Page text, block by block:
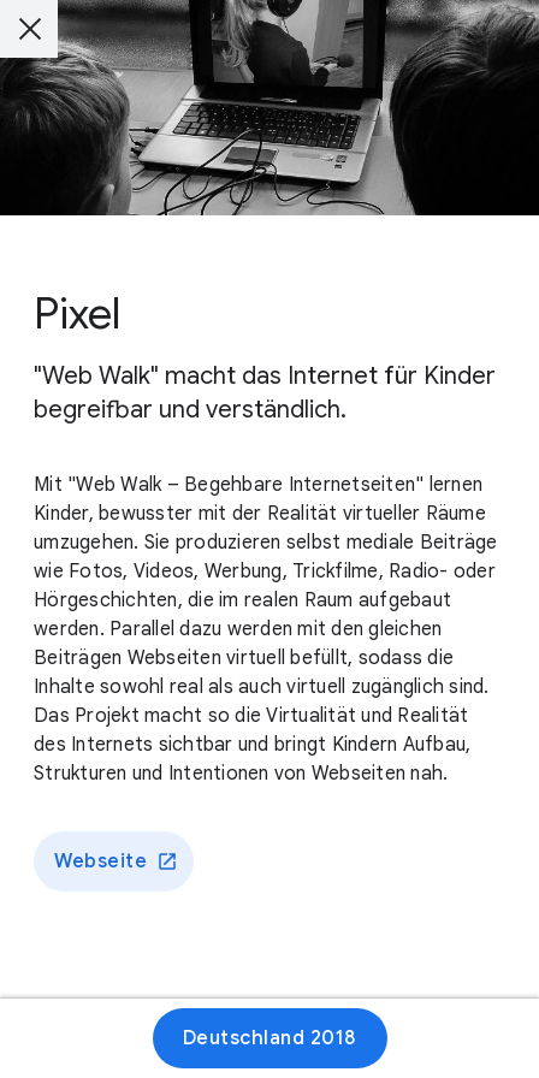
Pixel
"Web Walk" macht das Internet für Kinder
begreifbar und verständlich.
Mit "Web Walk – Begehbare Internetseiten" lernen
Kinder, bewusster mit der Realität virtueller Räume
umzugehen. Sie produzieren selbst mediale Beiträge
wie Fotos, Videos, Werbung, Trickfilme, Radio- oder
Hörgeschichten, die im realen Raum aufgebaut
werden. Parallel dazu werden mit den gleichen
Beiträgen Webseiten virtuell befüllt, sodass die
Inhalte sowohl real als auch virtuell zugänglich sind.
Das Projekt macht so die Virtualität und Realität
des Internets sichtbar und bringt Kindern Aufbau,
Strukturen und Intentionen von Webseiten nah.
Webseite
Deutschland 2018